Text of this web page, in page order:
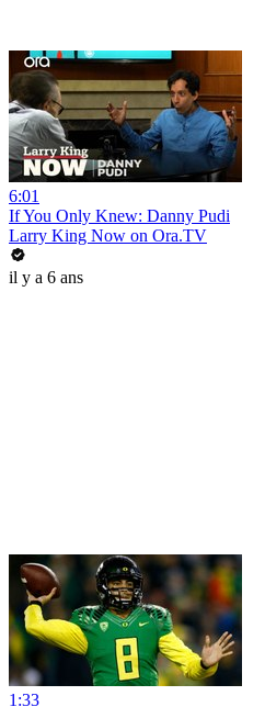
6:01
If You Only Knew: Danny Pudi
Larry King Now on Ora.TV
il y a 6 ans
1:33